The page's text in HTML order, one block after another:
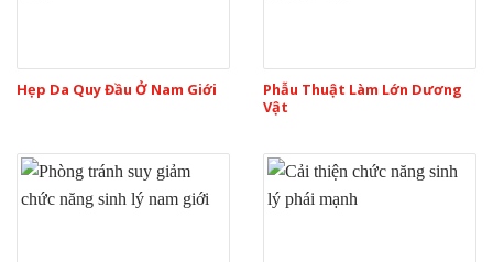
Hẹp Da Quy Đầu Ở Nam Giới
Phẫu Thuật Làm Lớn Dương
Vật